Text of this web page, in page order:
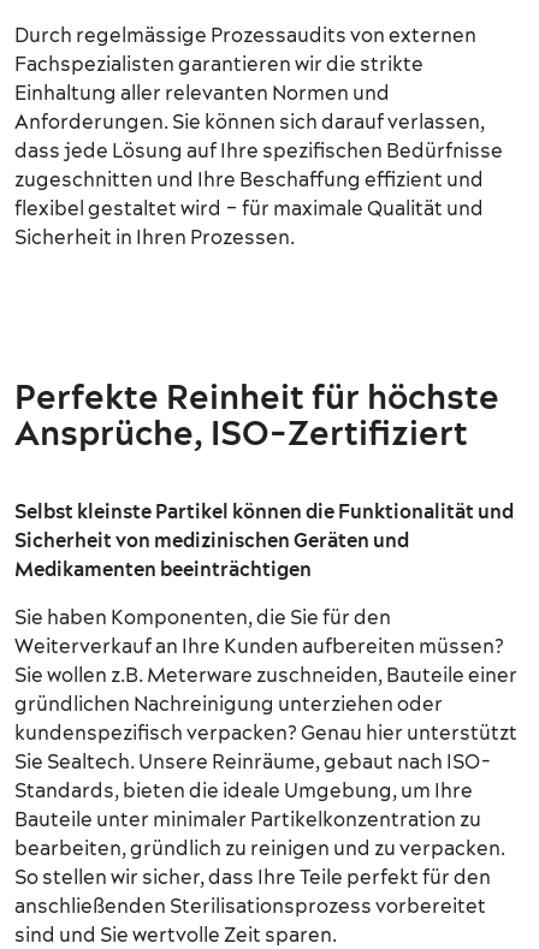
Durch regelmässige Prozessaudits von externen
Fachspezialisten garantieren wir die strikte
Einhaltung aller relevanten Normen und
Anforderungen. Sie können sich darauf verlassen,
dass jede Lösung auf Ihre spezifischen Bedürfnisse
zugeschnitten und Ihre Beschaffung effizient und
flexibel gestaltet wird – für maximale Qualität und
Sicherheit in Ihren Prozessen.
Perfekte Reinheit für höchste
Ansprüche, ISO-Zertifiziert
Selbst kleinste Partikel können die Funktionalität und
Sicherheit von medizinischen Geräten und
Medikamenten beeinträchtigen
Sie haben Komponenten, die Sie für den
Weiterverkauf an Ihre Kunden aufbereiten müssen?
Sie wollen z.B. Meterware zuschneiden, Bauteile einer
gründlichen Nachreinigung unterziehen oder
kundenspezifisch verpacken? Genau hier unterstützt
Sie Sealtech. Unsere Reinräume, gebaut nach ISO-
Standards, bieten die ideale Umgebung, um Ihre
Bauteile unter minimaler Partikelkonzentration zu
bearbeiten, gründlich zu reinigen und zu verpacken.
So stellen wir sicher, dass Ihre Teile perfekt für den
anschließenden Sterilisationsprozess vorbereitet
sind und Sie wertvolle Zeit sparen.